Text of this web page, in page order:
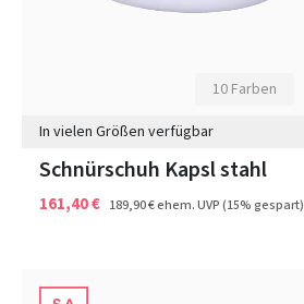
10 Farben
In vielen Größen verfügbar
Schnürschuh Kapsl stahl
161,40 € 189,90 €ehem. UVP(15% gespart)